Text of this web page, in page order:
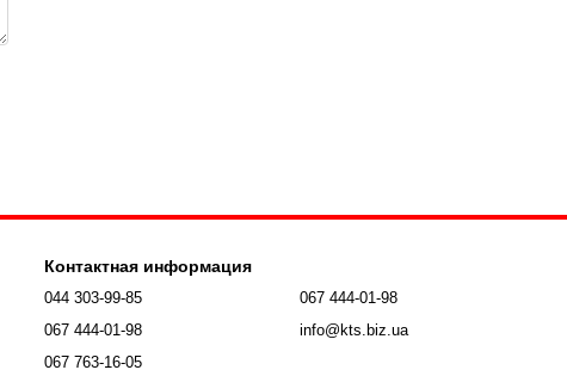
Контактная информация
044 303-99-85
067 444-01-98
067 763-16-05
067 444-01-98
info@kts.biz.ua